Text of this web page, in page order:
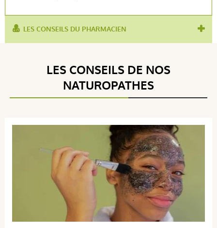
LES CONSEILS DU PHARMACIEN
LES CONSEILS DE NOS
NATUROPATHES